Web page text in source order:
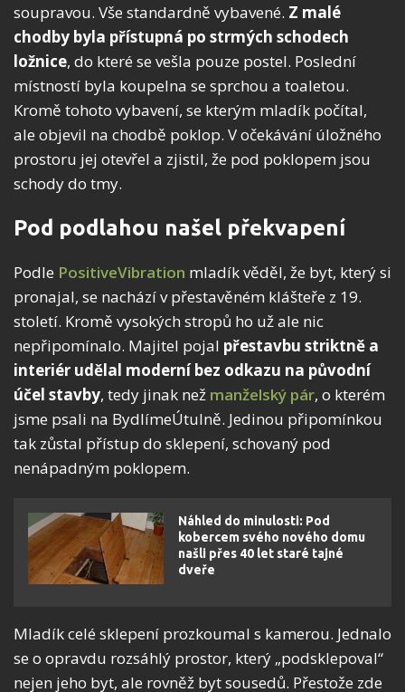
soupravou. Vše standardně vybavené. Z malé
chodby byla přístupná po strmých schodech
ložnice, do které se vešla pouze postel. Poslední
místností byla koupelna se sprchou a toaletou.
Kromě tohoto vybavení, se kterým mladík počítal,
ale objevil na chodbě poklop. V očekávání úložného
prostoru jej otevřel a zjistil, že pod poklopem jsou
schody do tmy.
Pod podlahou našel překvapení
Podle PositiveVibration mladík věděl, že byt, který si
pronajal, se nachází v přestavěném klášteře z 19.
století. Kromě vysokých stropů ho už ale nic
nepřipomínalo. Majitel pojal přestavbu striktně a
interiér udělal moderní bez odkazu na původní
účel stavby, tedy jinak než manželský pár, o kterém
jsme psali na BydlímeÚtulně. Jedinou připomínkou
tak zůstal přístup do sklepení, schovaný pod
nenápadným poklopem.
Náhled do minulosti: Pod
kobercem svého nového domu
našli přes 40 let staré tajné
dveře
Mladík celé sklepení prozkoumal s kamerou. Jednalo
se o opravdu rozsáhlý prostor, který „podsklepoval“
nejen jeho byt, ale rovněž byt sousedů. Přestože zde